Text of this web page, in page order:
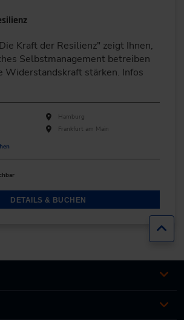
Kraft der Resilienz" zeigt Ihnen,
Selbstmanagement betreiben
Widerstandskraft stärken. Infos
Veranstaltungsort
Hamburg
Frankfurt am Main
DETAILS & BUCHEN